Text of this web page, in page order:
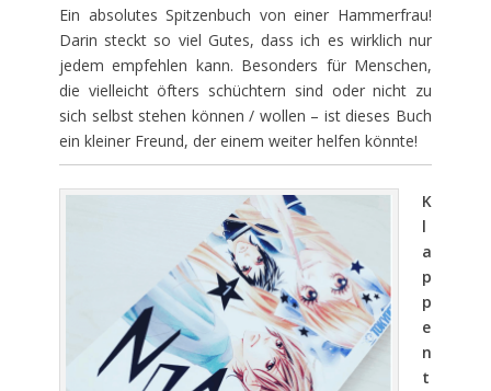
Ein absolutes Spitzenbuch von einer Hammerfrau!
Darin steckt so viel Gutes, dass ich es wirklich nur
jedem empfehlen kann. Besonders für Menschen,
die vielleicht öfters schüchtern sind oder nicht zu
sich selbst stehen können / wollen – ist dieses Buch
ein kleiner Freund, der einem weiter helfen könnte!
K
l
a
p
p
e
n
t